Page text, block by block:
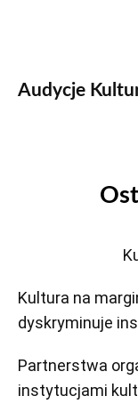
Audycje
Kultura na
dyskryminuje
Partnerstwa
instytucjami